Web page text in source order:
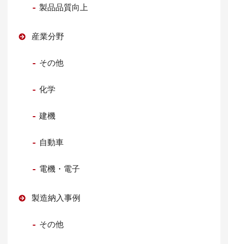
製品品質向上
産業分野
その他
化学
建機
自動車
電機・電子
製造納入事例
その他